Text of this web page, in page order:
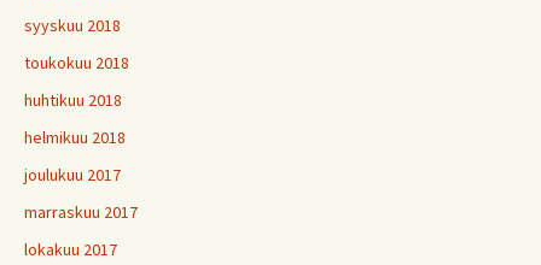
syyskuu 2018
toukokuu 2018
huhtikuu 2018
helmikuu 2018
joulukuu 2017
marraskuu 2017
lokakuu 2017